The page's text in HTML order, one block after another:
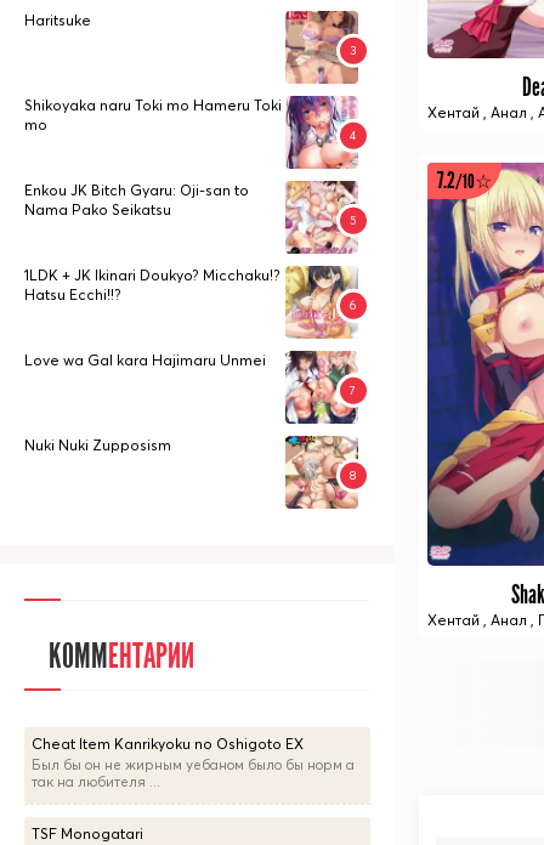
Хентай , Анал ,
7.2/10☆
Хентай , Анал ,
Haritsuke
Shikoyaka naru Toki mo Hameru Toki
mo
Enkou JK Bitch Gyaru: Oji-san to
Nama Pako Seikatsu
1LDK + JK Ikinari Doukyo? Micchaku!?
Hatsu Ecchi!!?
Love wa Gal kara Hajimaru Unmei
Nuki Nuki Zupposism
КОММЕНТАРИИ
Cheat Item Kanrikyoku no Oshigoto EX
Был бы он не жирным уебаном было бы норм а
так на любителя ...
TSF Monogatari